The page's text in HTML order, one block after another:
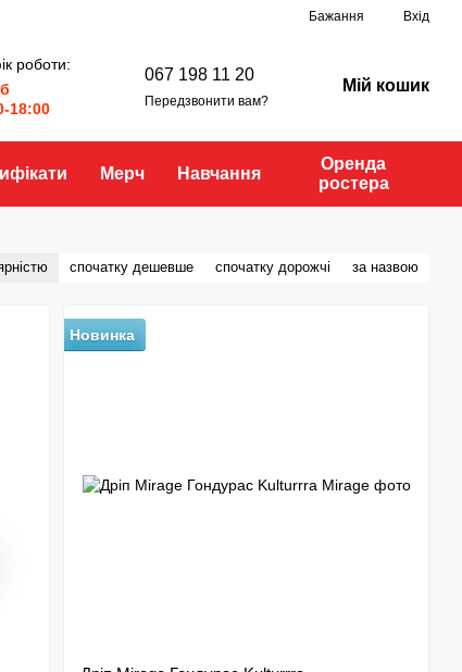
Бажання Вхід
роботи:
18:00
067 198 11 20
Передзвонити вам?
Мій кошик
Мерч Навчання
Оренда
ростера
спочатку дешевше спочатку дорожчі за назвою
Новинка